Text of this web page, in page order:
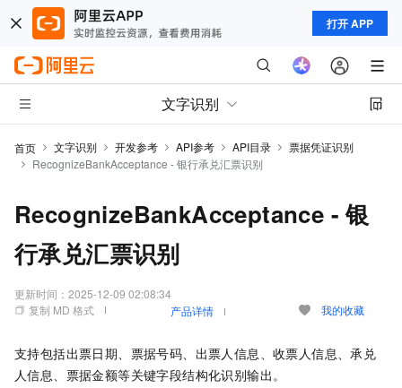
打开 APP
文字识别
首页 文字识别 开发参考 API参考 API目录
票据凭证识别
RecognizeBankAcceptance - 银行承兑汇票识别
RecognizeBankAcceptance - 银
行承兑汇票识别
更新时间： 2025-12-09 02:08:34
复制 MD 格式
产品详情 我的收藏
支持包括出票日期、票据号码、出票人信息、收票人信息、承兑
人信息、票据金额等关键字段结构化识别输出。